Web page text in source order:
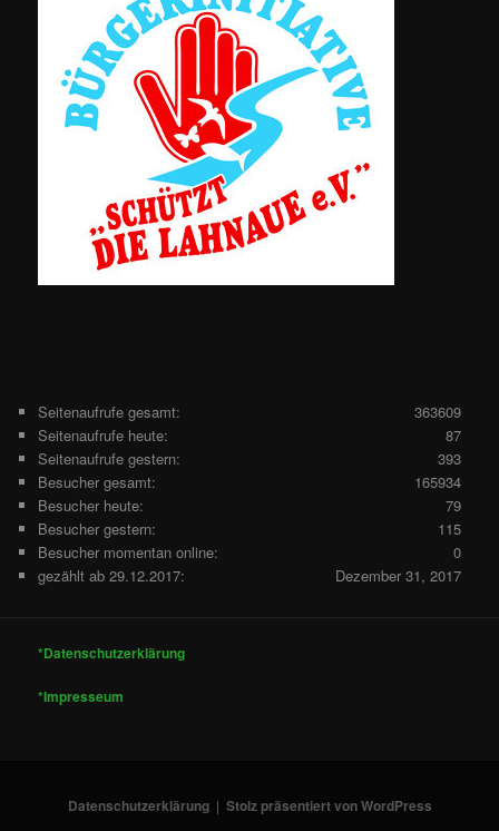
363609
Seitenaufrufe gesamt:
87
Seitenaufrufe heute:
393
Seitenaufrufe gestern:
165934
Besucher gesamt:
79
Besucher heute:
115
Besucher gestern:
0
Besucher momentan online:
Dezember 31, 2017
gezählt ab 29.12.2017:
*Datenschutzerklärung
*Impresseum
Datenschutzerklärung Stolz präsentiert von WordPress